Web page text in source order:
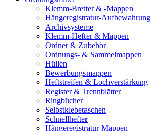
Klemm-Bretter & -Mappen
Hängeregistratur-Aufbewahrung
Archivsysteme
Klemm-Hefter & Mappen
Ordner & Zubehör
Ordnungs- & Sammelmappen
Hüllen
Bewerbungsmappen
Heftstreifen & Lochverstärkung
Register & Trennblätter
Ringbücher
Selbstklebetaschen
Schnellhefter
Hängeregistratur-Mappen